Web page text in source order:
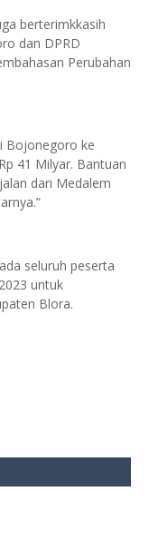
berterimkkasih
dan DPRD
Perubahan
Bojonegoro ke
41 Milyar. Bantuan
dari Medalem
seluruh peserta
untuk
Blora.